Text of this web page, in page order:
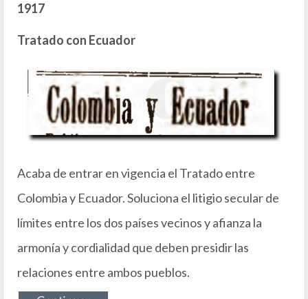
1917
Tratado con Ecuador
Acaba de entrar en vigencia el Tratado entre
Colombia y Ecuador. Soluciona el litigio secular de
límites entre los dos países vecinos y afianza la
armonía y cordialidad que deben presidir las
relaciones entre ambos pueblos.